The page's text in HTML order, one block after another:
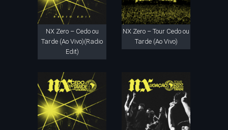
NX Zero – Cedo ou
Tarde (Ao Vivo)(Radio
Edit)
NX Zero – Tour Cedo ou
Tarde (Ao Vivo)